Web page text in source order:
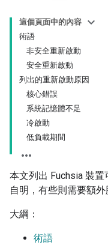
這個頁面中的內容
術語
非安全重新啟動
安全重新啟動
列出的重新啟動原因
核心錯誤
系統記憶體不足
冷啟動
低負載期間
本文列出 Fuchsia 裝
自明，有些則需要額外
大綱：
術語